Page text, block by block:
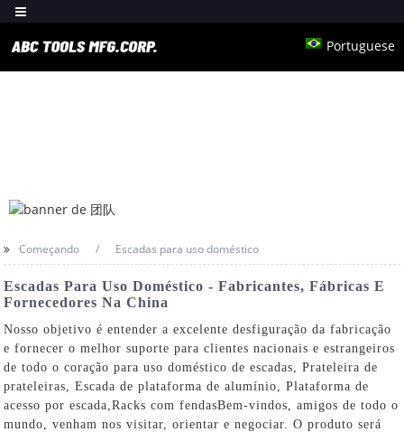
Portuguese
Começando Escadas para uso doméstico
Escadas Para Uso Doméstico - Fabricantes, Fábricas E
Fornecedores Na China
Nosso objetivo é entender a excelente desfiguração da fabricação
e fornecer o melhor suporte para clientes nacionais e estrangeiros
de todo o coração para uso doméstico de escadas,Prateleira de
prateleiras ,Escada de plataforma de alumínio ,Plataforma de
acesso por escada ,Racks com fendasBem-vindos, amigos de todo o
mundo, venham nos visitar, orientar e negociar. O produto será